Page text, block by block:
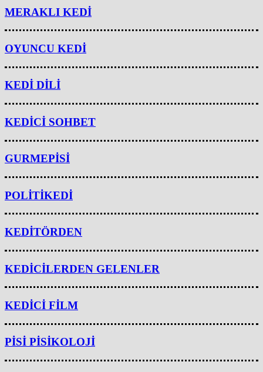
MERAKLI KEDİ
OYUNCU KEDİ
KEDİ DİLİ
KEDİCİ SOHBET
GURMEPİSİ
POLİTİKEDİ
KEDİTÖRDEN
KEDİCİLERDEN GELENLER
KEDİCİ FİLM
PİSİ PİSİKOLOJİ